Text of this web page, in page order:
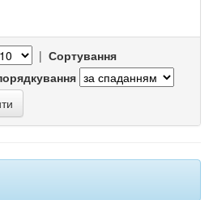
| Сортування